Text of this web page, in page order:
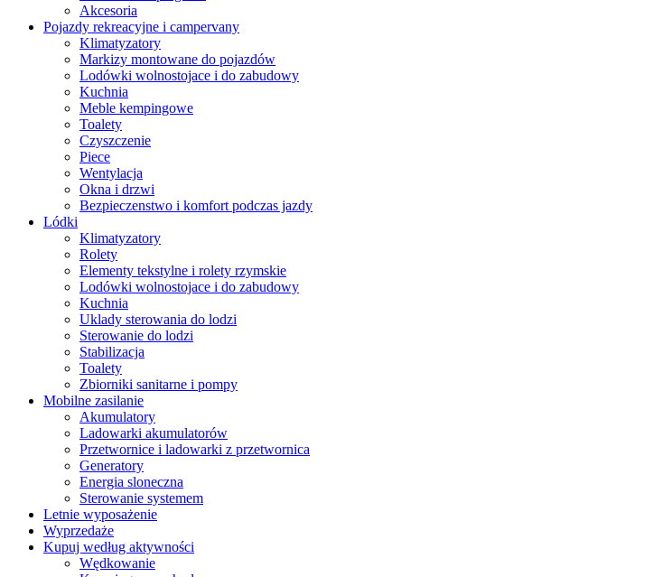
Akcesoria
Pojazdy rekreacyjne i campervany
Klimatyzatory
Markizy montowane do pojazdów
Lodówki wolnostojace i do zabudowy
Kuchnia
Meble kempingowe
Toalety
Czyszczenie
Piece
Wentylacja
Okna i drzwi
Bezpieczenstwo i komfort podczas jazdy
Lódki
Klimatyzatory
Rolety
Elementy tekstylne i rolety rzymskie
Lodówki wolnostojace i do zabudowy
Kuchnia
Uklady sterowania do lodzi
Sterowanie do lodzi
Stabilizacja
Toalety
Zbiorniki sanitarne i pompy
Mobilne zasilanie
Akumulatory
Ladowarki akumulatorów
Przetwornice i ladowarki z przetwornica
Generatory
Energia sloneczna
Sterowanie systemem
Letnie wyposażenie
Wyprzedaże
Kupuj według aktywności
Wędkowanie